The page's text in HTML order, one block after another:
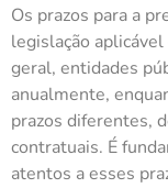
Os prazos para a
legislação
geral, entidades
anualmente,
prazos diferentes,
contratuais. É
atentos a esses